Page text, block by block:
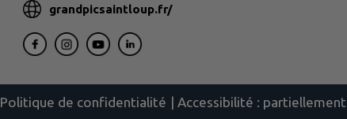
grandpicsaintloup.fr/
Politique de confidentialité Accessibilité :